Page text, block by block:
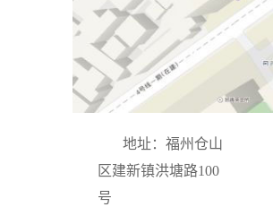
地址：福州仓山
区建新镇洪塘路100
号